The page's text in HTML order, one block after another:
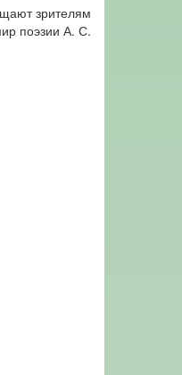
зрителям
поэзии А. С.